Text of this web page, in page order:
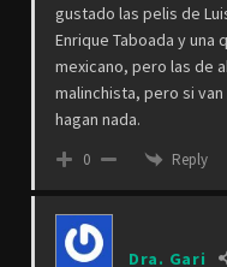
gustado las pelis de
Enrique Taboada y
mexicano, pero las de
malinchista, pero si
hagan nada.
0 Reply
Dra. Gari